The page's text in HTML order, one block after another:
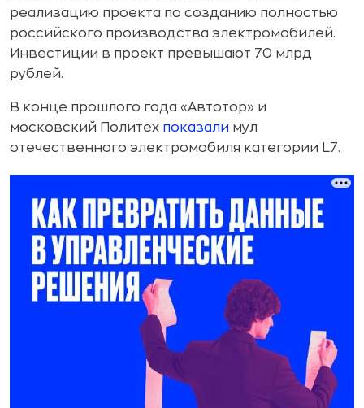
реализацию проекта по созданию полностью
российского производства электромобилей.
Инвестиции в проект превышают 70 млрд
рублей.
В конце прошлого года «Автотор» и
московский Политех показали мул
отечественного электромобиля категории L7.